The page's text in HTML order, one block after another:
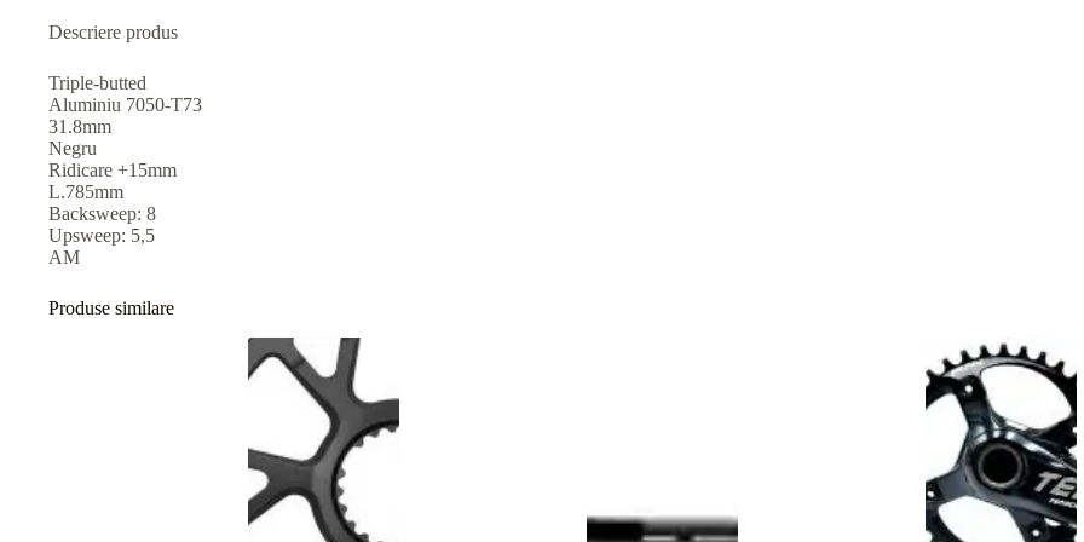
Descriere produs
Triple-butted
Aluminiu 7050-T73
31.8mm
Negru
Ridicare +15mm
L.785mm
Backsweep: 8
Upsweep: 5,5
AM
Produse similare